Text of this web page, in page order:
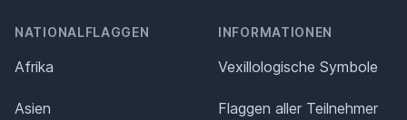
NATIONALFLAGGEN
Afrika
Asien
INFORMATIONEN
Vexillologische Symbole
Flaggen aller Teilnehmer